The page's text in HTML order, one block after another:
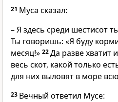
21 Муса сказал:
– Я здесь среди шестисот
Ты говоришь: «Я буду
месяц!» 22Да разве хватит
весь скот, какой только
для них выловят в море
23 Вечный ответил Мусе: